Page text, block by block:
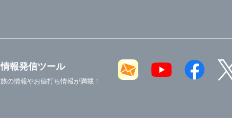
情報発信ツール
旅の情報やお値打ち情報が満載！